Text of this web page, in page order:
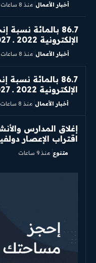
أخبار الأعمال منذ 8 ساعات
86.7 بالمائة
الإلكترونية 2022 ــ 2027
أخبار الأعمال منذ 8 ساعات
86.7 بالمائة
الإلكترونية 2022 ــ 2027
أخبار الأعمال منذ 8 ساعات
إغلاق المدارس
اقتراب الإعصار
متنوع منذ 9 ساعات